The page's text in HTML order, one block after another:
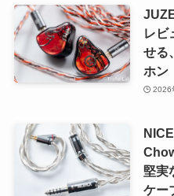
レビ
せる
ホン
2026
堅実
ケー